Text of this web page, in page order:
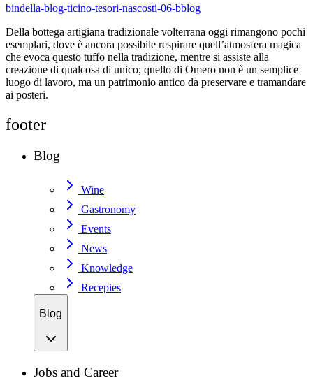
bindella-blog-ticino-tesori-nascosti-06-bblog
Della bottega artigiana tradizionale volterrana oggi rimangono pochi
esemplari, dove è ancora possibile respirare quell’atmosfera magica
che evoca questo tuffo nella tradizione, mentre si assiste alla
creazione di qualcosa di unico; quello di Omero non è un semplice
luogo di lavoro, ma un patrimonio antico da preservare e tramandare
ai posteri.
footer
Blog
Wine
Gastronomy
Events
News
Knowledge
Recepies
Blog
Jobs and Career